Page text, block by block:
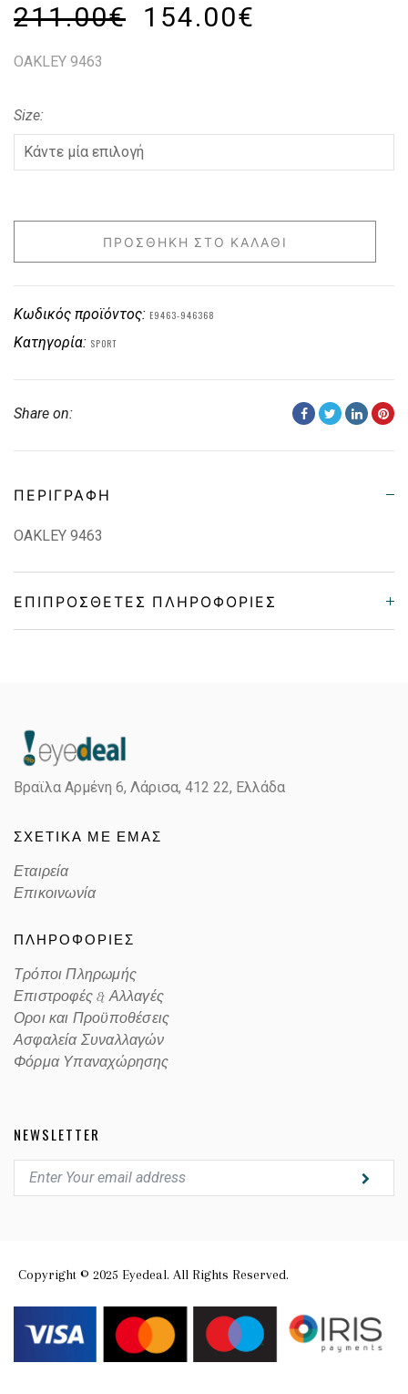
211.00€ 154.00€
OAKLEY 9463
Size
ΠΡΟΣΘΉΚΗ ΣΤΟ ΚΑΛΆΘΙ
Κωδικός προϊόντος: E9463-946368
Κατηγορία: SPORT
Share on:
ΠΕΡΙΓΡΑΦΉ
OAKLEY 9463
ΕΠΙΠΡΌΣΘΕΤΕΣ ΠΛΗΡΟΦΟΡΊΕΣ
Color
Lens Color MIRROR PRIZM ROAD
Color code
Βραϊλα Αρμένη 6, Λάρισα, 412 22, Ελλάδα
ΣΧΕΤΙΚΑ ΜΕ ΕΜΑΣ
Εταιρεία
Επικοινωνία
ΠΛΗΡΟΦΟΡΙΕΣ
Τρόποι Πληρωμής
Επιστροφές & Αλλαγές
Οροι και Προϋποθέσεις
Ασφαλεία Συναλλαγών
Φόρμα Υπαναχώρησης
NEWSLETTER
Copyright © 2025 Eyedeal. All Rights Reserved.